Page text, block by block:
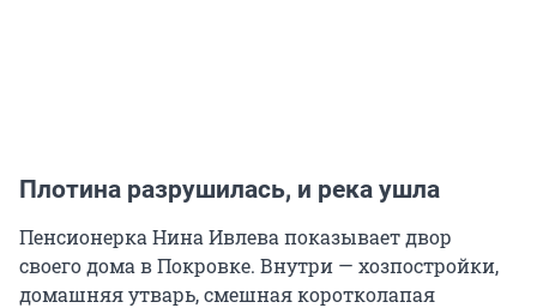
Плотина разрушилась, и река ушла
Пенсионерка Нина Ивлева показывает двор
своего дома в Покровке. Внутри — хозпостройки,
домашняя утварь, смешная коротколапая